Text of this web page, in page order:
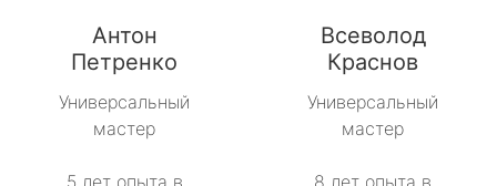
Антон
Петренко
Универсальный
мастер
Всеволод
Краснов
Универсальный
мастер